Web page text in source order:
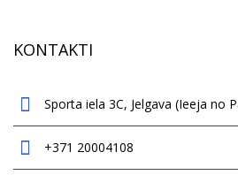
KONTAKTI
Sporta iela 3C, Jelgava (Ieeja no
+371 20004108